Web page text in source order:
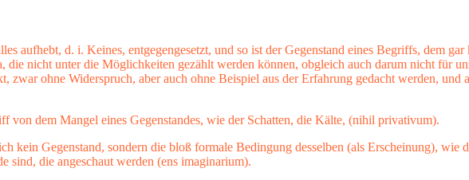
aufhebt, d. i. Keines, entgegengesetzt, und so ist der Gegenstand eines Begriffs, dem
nicht unter die Möglichkeiten gezählt werden können, obgleich auch darum nicht für
zwar ohne Widerspruch, aber auch ohne Beispiel aus der Erfahrung gedacht werden,
von dem Mangel eines Gegenstandes, wie der Schatten, die Kälte, (nihil privativum).
kein Gegenstand, sondern die bloß formale Bedingung desselben (als Erscheinung),
sind, die angeschaut werden (ens imaginarium).